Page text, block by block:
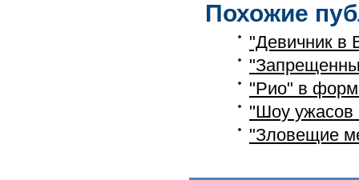
Похожие
"Девичник в
"Рио" в
"Шоу ужасов
"Зловещие